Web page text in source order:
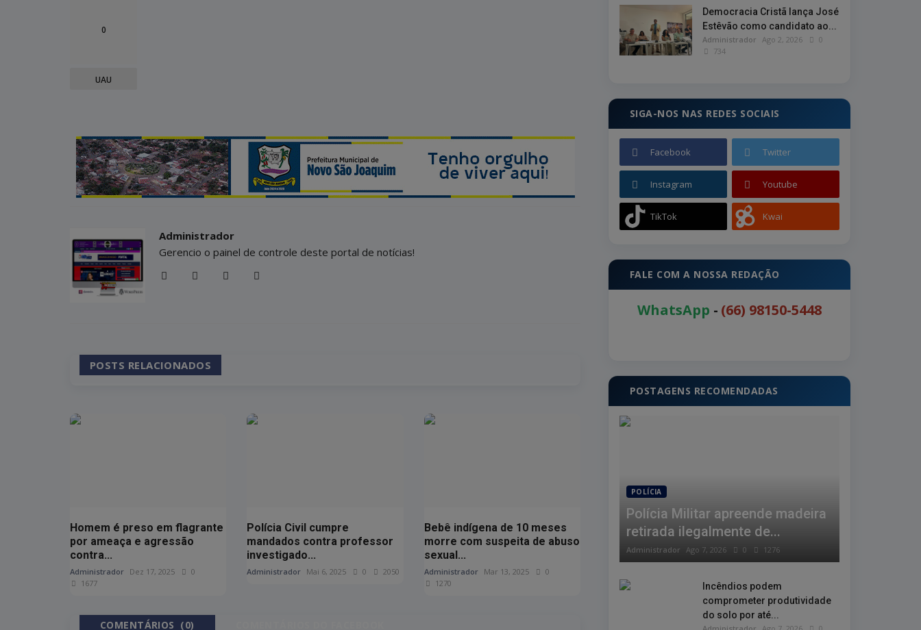
0
UAU
Administrador
Gerencio o painel de controle deste portal de notícias!
POSTS RELACIONADOS
Homem é preso em flagrante
por ameaça e agressão
contra...
Administrador Dez 17, 2025
0
1677
Polícia Civil cumpre
mandados contra professor
investigado...
Administrador Mai 6, 2025 0 2050
Bebê indígena de 10 meses
morre com suspeita de abuso
sexual...
Administrador Mar 13, 2025
0
1270
COMENTÁRIOS (0)
Democracia Cristã lança José
Estêvão como candidato ao...
Administrador Ago 2, 2026
0
734
SIGA-NOS NAS REDES SOCIAIS
Facebook Twitter
Instagram Youtube
TikTok Kwai
FALE COM A NOSSA REDAÇÃO
WhatsApp - (66) 98150-5448
POSTAGENS RECOMENDADAS
POLÍCIA
Polícia Militar apreende madeira
retirada ilegalmente de...
Administrador Ago 7, 2026 0 1276
Incêndios podem
comprometer produtividade
do solo por até...